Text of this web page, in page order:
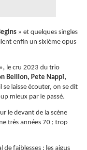
» et quelques singles
enfin un sixième opus
», le cru 2023 du trio
Bellion, Pete Nappi,
se laisse écouter, on se dit
mieux par le passé.
le devant de la scène
très années 70 ; trop
de faiblesses : les aigus